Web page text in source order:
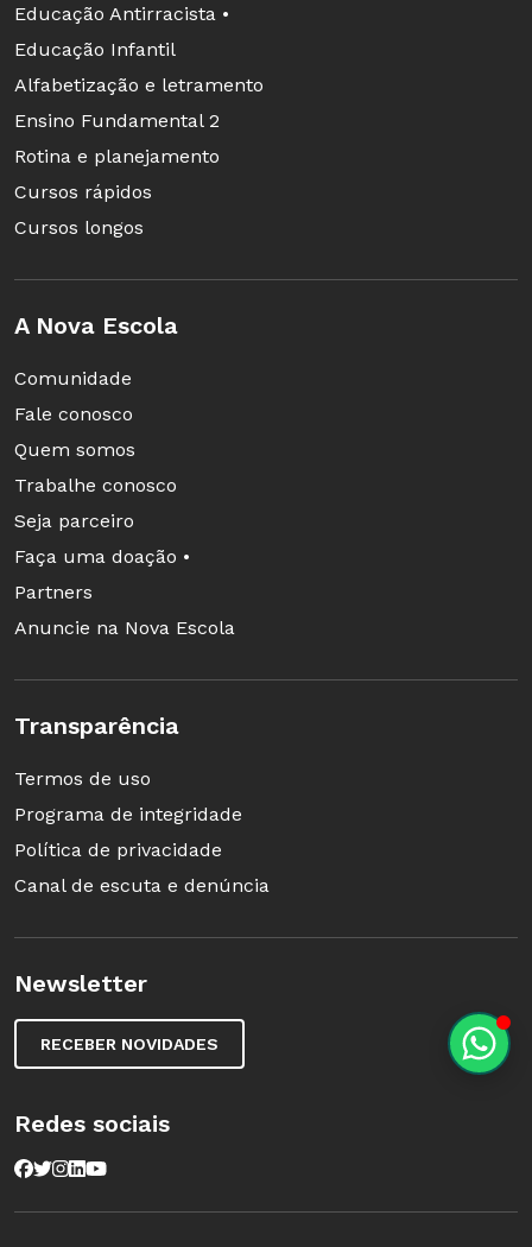
Educação Antirracista •
Educação Infantil
Alfabetização e letramento
Ensino Fundamental 2
Rotina e planejamento
Cursos rápidos
Cursos longos
A Nova Escola
Comunidade
Fale conosco
Quem somos
Trabalhe conosco
Seja parceiro
Faça uma doação •
Partners
Anuncie na Nova Escola
Transparência
Termos de uso
Programa de integridade
Política de privacidade
Canal de escuta e denúncia
Newsletter
RECEBER NOVIDADES
Redes sociais